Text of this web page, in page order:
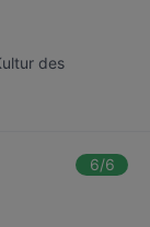
des
6/6